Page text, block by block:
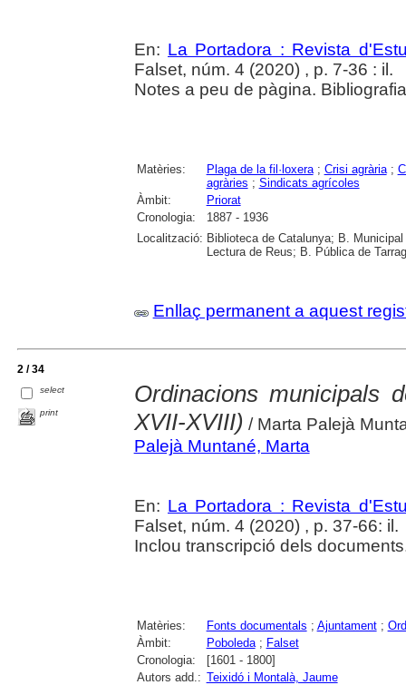
En: La Portadora : Revista
Falset, núm. 4 (2020) , p. 7-36 : il.
Notes a peu de pàgina.
Matèries: Plaga de la fil·loxera; Crisi agrària;
agràries ; Sindicats agrícoles
Àmbit:
Priorat
Cronologia:
1887 - 1936
Localització: Biblioteca de Catalunya; B.
Lectura de Reus; B. Pública de
Enllaç permanent a aquest
2 / 34
select
print
Ordinacions municipals
XVII-XVIII) / Marta Palejà
Palejà Muntané, Marta
En: La Portadora : Revista
Falset, núm. 4 (2020) , p. 37-66: il.
Inclou transcripció dels
Matèries: Fonts documentals ; Ajuntament;
Àmbit:
Poboleda; Falset
Cronologia:
[1601 - 1800]
Autors add.: Teixidó i Montalà, Jaume